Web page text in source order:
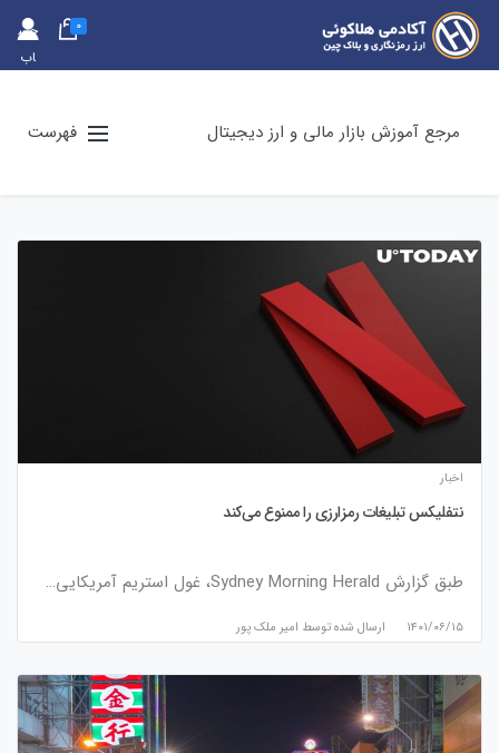
حس
اب
0
مرجع آموزش بازار مالی و ارز دیجیتال فهرست
اخبار
نتفلیکس تبلیغات رمزارزی را ممنوع می‌کند
طبق گزارش Sydney Morning Herald، غول استریم آمریکایی…
۱۴۰۱/۰۶/۱۵ ارسال شده توسط امیر ملک پور